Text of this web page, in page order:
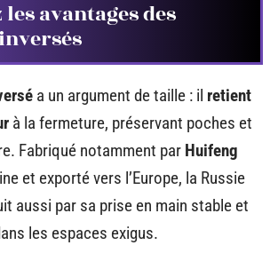
avantages des
a un argument de taille : il retient
à la fermeture, préservant poches et
Fabriqué notamment par Huifeng
et exporté vers l’Europe, la Russie
aussi par sa prise en main stable et
les espaces exigus.